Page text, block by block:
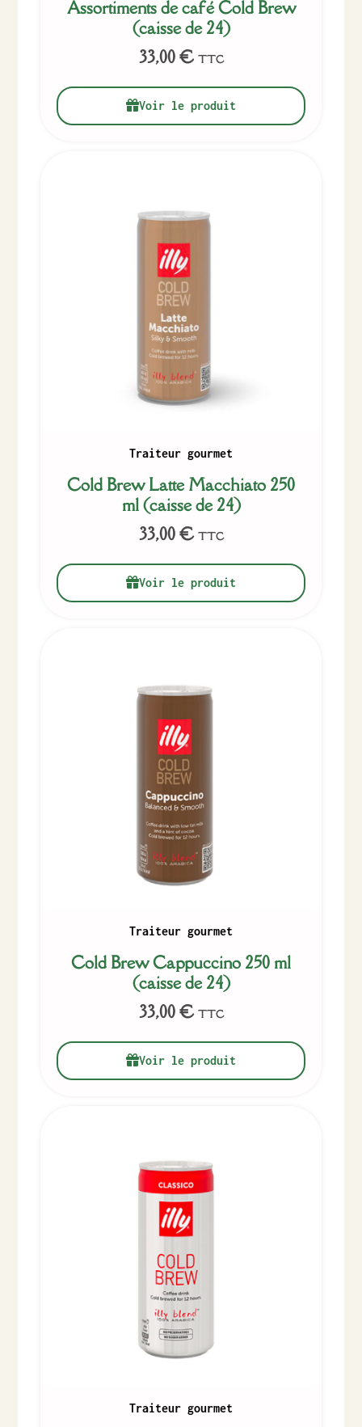
Assortiments de café Cold Brew
(caisse de 24)
33,00€ TTC
Voir le produit
Traiteur gourmet
Cold Brew Latte Macchiato 250
ml (caisse de 24)
33,00€ TTC
Voir le produit
Traiteur gourmet
Cold Brew Cappuccino 250 ml
(caisse de 24)
33,00€ TTC
Voir le produit
Traiteur gourmet